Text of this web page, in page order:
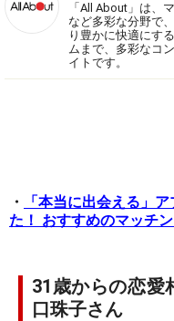
「All About」は、
など多彩な分野で
り豊かに快適にす
ムまで、多彩なコ
イトです。
・
「本当に出会える」
た！ おすすめのマッチ
31歳からの恋愛
口珠子さん